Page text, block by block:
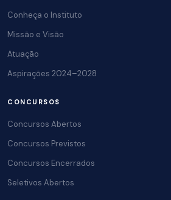
Conheça o Instituto
Missão e Visão
Atuação
Aspirações 2024–2028
CONCURSOS
Concursos Abertos
Concursos Previstos
Concursos Encerrados
Seletivos Abertos